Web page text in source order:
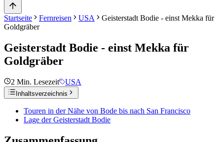
Startseite Fernreisen USA
Geisterstadt Bodie - einst Mekka für
Goldgräber
Geisterstadt Bodie - einst Mekka für
Goldgräber
2 Min. Lesezeit USA
Inhaltsverzeichnis
Touren in der Nähe von Bode bis nach San Francisco
Lage der Geisterstadt Bodie